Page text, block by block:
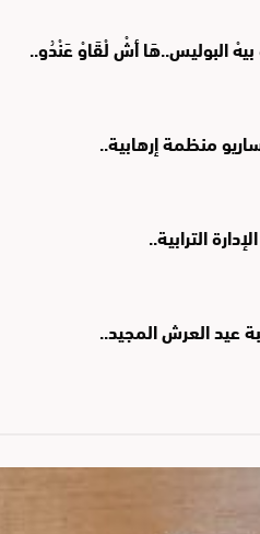
بيهْ البوليس..هَا أشْ لْقَاوْ عَنْدُو..
منظمة إرهابية..
الترابية..
عيد العرش المجيد..